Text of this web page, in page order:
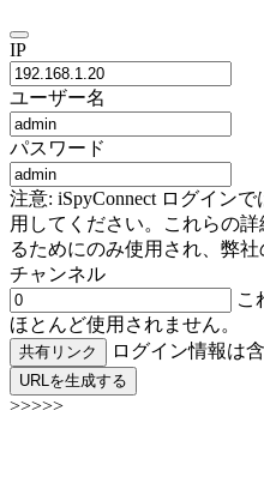
IP
ユーザー名
パスワード
注意: iSpyConnect ログイン
用してください。これらの
るためにのみ使用され、弊
チャンネル
こ
ほとんど使用されません。
共有リンク ログイン情報は
URLを生成する
>>>>>